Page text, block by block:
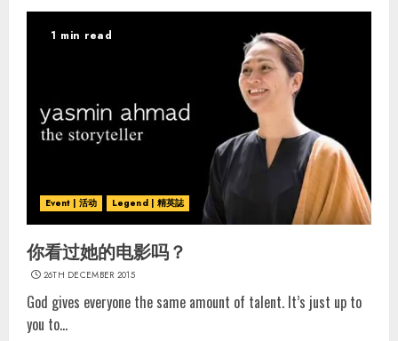
1 min read
Event | 活动 Legend | 精英誌
你看过她的电影吗？
26TH DECEMBER 2015
God gives everyone the same amount of talent. It’s just up to
you to...